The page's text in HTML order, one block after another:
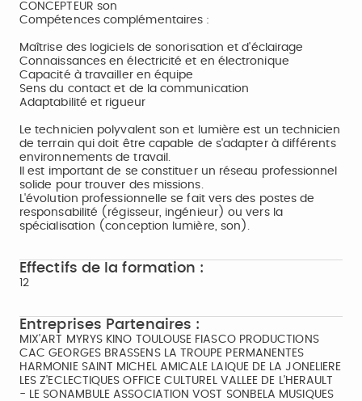
CONCEPTEUR son
Compétences complémentaires :
Maîtrise des logiciels de sonorisation et d'éclairage
Connaissances en électricité et en électronique
Capacité à travailler en équipe
Sens du contact et de la communication
Adaptabilité et rigueur
Le technicien polyvalent son et lumière est un technicien
de terrain qui doit être capable de s'adapter à différents
environnements de travail.
Il est important de se constituer un réseau professionnel
solide pour trouver des missions.
L'évolution professionnelle se fait vers des postes de
responsabilité (régisseur, ingénieur) ou vers la
spécialisation (conception lumière, son).
Effectifs de la formation :
12
Entreprises Partenaires :
MIX'ART MYRYS KINO TOULOUSE FIASCO PRODUCTIONS
CAC GEORGES BRASSENS LA TROUPE PERMANENTES
HARMONIE SAINT MICHEL AMICALE LAIQUE DE LA JONELIERE
LES Z'ECLECTIQUES OFFICE CULTUREL VALLEE DE L'HERAULT
- LE SONAMBULE ASSOCIATION VOST SONBELA MUSIQUES